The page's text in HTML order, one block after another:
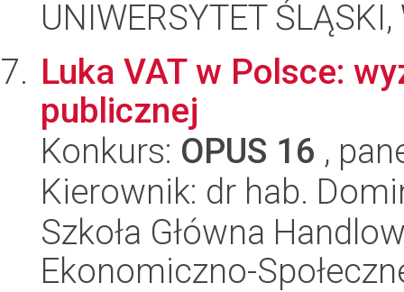
UNIWERSYTET
Luka VAT w Polsce:
publicznej
Konkurs: OPUS 16 ,
Kierownik: dr hab.
Szkoła Główna
Ekonomiczno-